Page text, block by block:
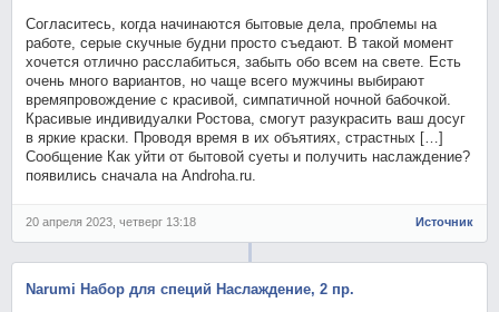
Согласитесь, когда начинаются бытовые дела, проблемы на
работе, серые скучные будни просто съедают. В такой момент
хочется отлично расслабиться, забыть обо всем на свете. Есть
очень много вариантов, но чаще всего мужчины выбирают
времяпровождение с красивой, симпатичной ночной бабочкой.
Красивые индивидуалки Ростова, смогут разукрасить ваш досуг
в яркие краски. Проводя время в их объятиях, страстных […]
Сообщение Как уйти от бытовой суеты и получить наслаждение?
появились сначала на Androha.ru.
20 апреля 2023, четверг 13:18 Источник
Narumi Набор для специй Наслаждение, 2 пр.